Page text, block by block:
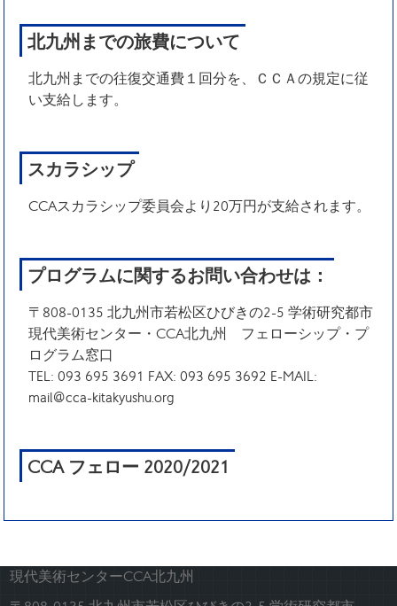
北九州までの旅費について
北九州までの往復交通費１回分を、ＣＣＡの規定に従
い支給します。
スカラシップ
CCAスカラシップ委員会より20万円が支給されます。
プログラムに関するお問い合わせは：
〒808-0135 北九州市若松区ひびきの2-5 学術研究都市
現代美術センター・CCA北九州 フェローシップ・プ
ログラム窓口
TEL: 093 695 3691 FAX: 093 695 3692 E-MAIL:
mail@cca-kitakyushu.org
CCA フェロー 2020/2021
現代美術センターCCA北九州